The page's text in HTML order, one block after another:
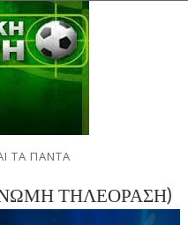
ΤΑ ΠΑΝΤΑ
ΤΗΛΕΟΡΑΣΗ)